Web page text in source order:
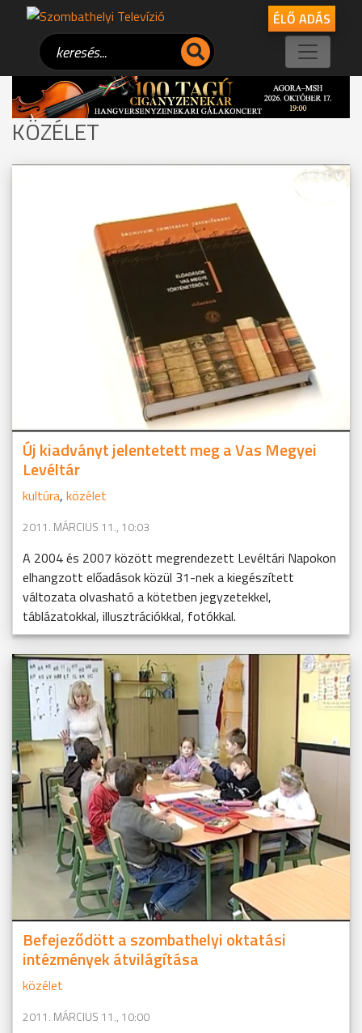
ÉLŐ ADÁS
KÖZÉLET
Új kiadványt jelentetett meg a Vas Megyei
Levéltár
kultúra, közélet
2011. MÁRCIUS 11., 10:03
A 2004 és 2007 között megrendezett Levéltári Napokon
elhangzott előadások közül 31-nek a kiegészített
változata olvasható a kötetben jegyzetekkel,
táblázatokkal, illusztrációkkal, fotókkal.
Befejeződött a szombathelyi oktatási
intézmények átvilágítása
közélet
2011. MÁRCIUS 11., 10:00